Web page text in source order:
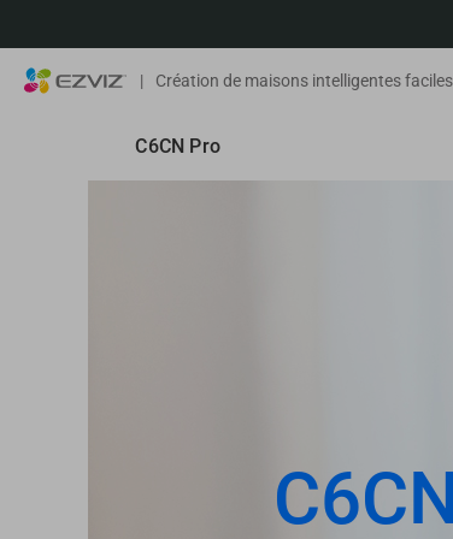
| Création de maisons intelligentes faciles
C6CN Pro